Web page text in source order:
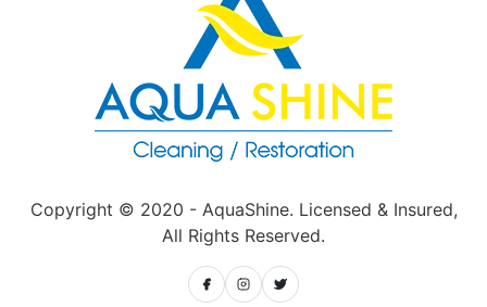
Copyright © 2020 - AquaShine. Licensed & Insured,
All Rights Reserved.